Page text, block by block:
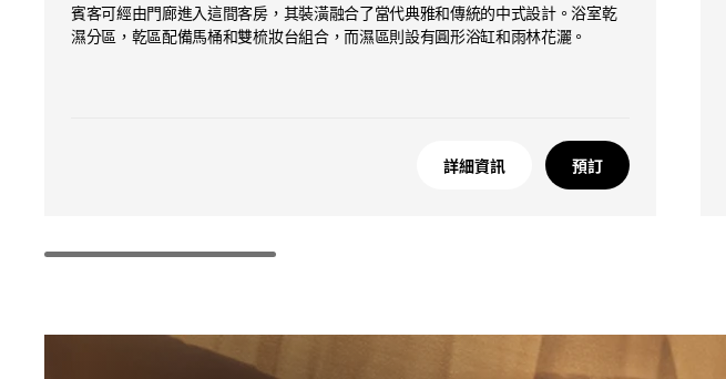
賓客可經由門廊進入這間客房，其裝潢融合了當代典雅和傳統的中式設計。浴室乾
濕分區，乾區配備馬桶和雙梳妝台組合，而濕區則設有圓形浴缸和雨林花灑。
詳細資訊 預訂